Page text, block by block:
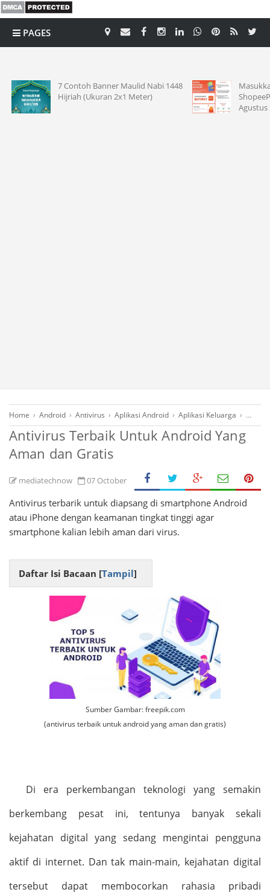
PAGES
7 Contoh Banner Maulid Nabi 1448
Hijriah (Ukuran 2x1 Meter)
Agustus
Home › Android › Antivirus › Aplikasi Android › Aplikasi Keluarga ›
Antivirus Terbaik Untuk Android Yang
Aman dan Gratis
mediatechnow 07 October
Antivirus terbarik untuk diapsang di smartphone Android
atau iPhone dengan keamanan tingkat tinggi agar
smartphone kalian lebih aman dari virus.
Daftar Isi Bacaan [Tampil]
Sumber Gambar: freepik.com
(antivirus terbaik untuk android yang aman dan gratis)
Di era perkembangan teknologi yang semakin
berkembang pesat ini, tentunya banyak sekali
kejahatan digital yang sedang mengintai pengguna
aktif di internet. Dan tak main-main, kejahatan digital
tersebut dapat membocorkan rahasia pribadi